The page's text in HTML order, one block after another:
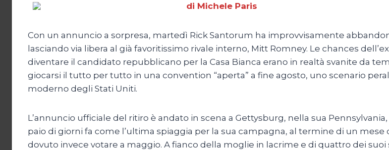
di Michele Paris
Con un annuncio a sorpresa, martedì Rick Santorum ha improvvisamente
lasciando via libera al già favoritissimo rivale interno, Mitt Romney. Le chances
diventare il candidato repubblicano per la Casa Bianca erano in realtà svanite da
giocarsi il tutto per tutto in una convention “aperta” a fine agosto, uno scenario
moderno degli Stati Uniti.
L’annuncio ufficiale del ritiro è andato in scena a Gettysburg, nella sua
paio di giorni fa come l’ultima spiaggia per la sua campagna, al termine di un
dovuto invece votare a maggio. A fianco della moglie in lacrime e di quattro dei